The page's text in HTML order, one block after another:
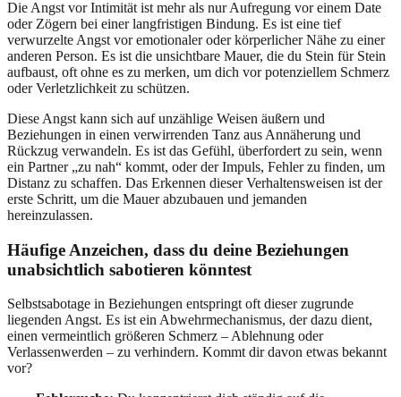
Die Angst vor Intimität ist mehr als nur Aufregung vor einem Date
oder Zögern bei einer langfristigen Bindung. Es ist eine tief
verwurzelte Angst vor emotionaler oder körperlicher Nähe zu einer
anderen Person. Es ist die unsichtbare Mauer, die du Stein für Stein
aufbaust, oft ohne es zu merken, um dich vor potenziellem Schmerz
oder Verletzlichkeit zu schützen.
Diese Angst kann sich auf unzählige Weisen äußern und
Beziehungen in einen verwirrenden Tanz aus Annäherung und
Rückzug verwandeln. Es ist das Gefühl, überfordert zu sein, wenn
ein Partner „zu nah“ kommt, oder der Impuls, Fehler zu finden, um
Distanz zu schaffen. Das Erkennen dieser Verhaltensweisen ist der
erste Schritt, um die Mauer abzubauen und jemanden
hereinzulassen.
Häufige Anzeichen, dass du deine Beziehungen
unabsichtlich sabotieren könntest
Selbstsabotage in Beziehungen entspringt oft dieser zugrunde
liegenden Angst. Es ist ein Abwehrmechanismus, der dazu dient,
einen vermeintlich größeren Schmerz – Ablehnung oder
Verlassenwerden – zu verhindern. Kommt dir davon etwas bekannt
vor?